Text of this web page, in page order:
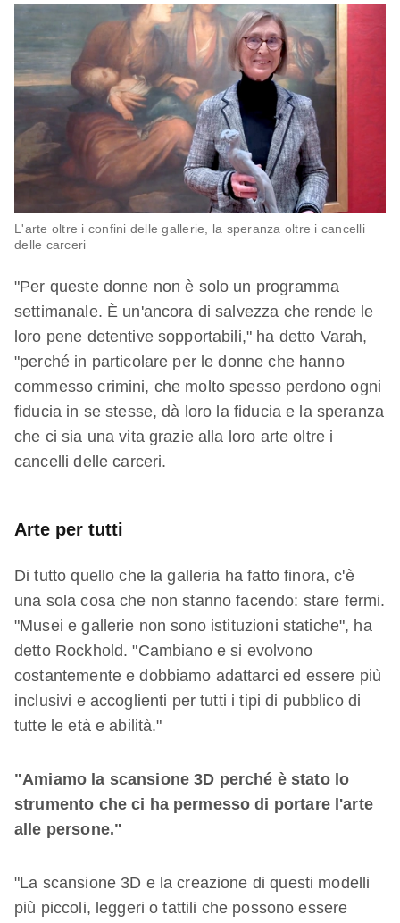
L'arte oltre i confini delle gallerie, la speranza oltre i cancelli
delle carceri
"Per queste donne non è solo un programma
settimanale. È un'ancora di salvezza che rende le
loro pene detentive sopportabili," ha detto Varah,
"perché in particolare per le donne che hanno
commesso crimini, che molto spesso perdono ogni
fiducia in se stesse, dà loro la fiducia e la speranza
che ci sia una vita grazie alla loro arte oltre i
cancelli delle carceri.
Arte per tutti
Di tutto quello che la galleria ha fatto finora, c'è
una sola cosa che non stanno facendo: stare fermi.
"Musei e gallerie non sono istituzioni statiche", ha
detto Rockhold. "Cambiano e si evolvono
costantemente e dobbiamo adattarci ed essere più
inclusivi e accoglienti per tutti i tipi di pubblico di
tutte le età e abilità."
"Amiamo la scansione 3D perché è stato lo
strumento che ci ha permesso di portare l'arte
alle persone."
"La scansione 3D e la creazione di questi modelli
più piccoli, leggeri o tattili che possono essere